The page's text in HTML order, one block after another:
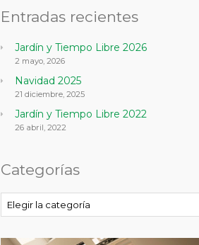
Entradas recientes
Jardín y Tiempo Libre 2026
2 mayo, 2026
Navidad 2025
21 diciembre, 2025
Jardín y Tiempo Libre 2022
26 abril, 2022
Categorías
Categorías